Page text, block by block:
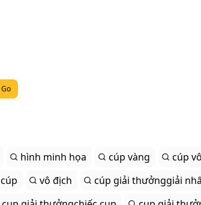
Go
hình minh họa cúp vàng
cúp
cúp vô địch
cúp giải thưởnggiải